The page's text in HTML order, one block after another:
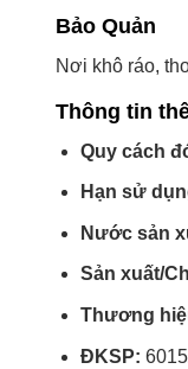
Bảo Quản
Nơi khô ráo,
Thông tin
Quy cách
Hạn sử
Nước sản
Sản xuất/
Thương
ĐKSP: